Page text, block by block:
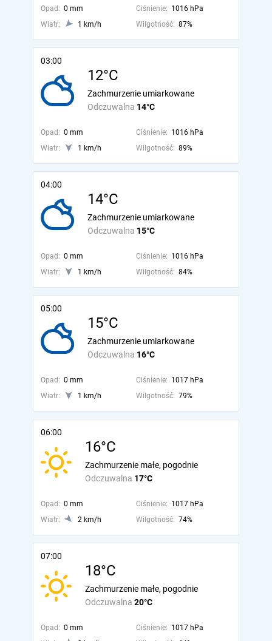
Opad: 0 mm Ciśnienie: 1016 hPa
Wiatr:
1 km/h Wilgotność: 87%
03:00
12°C
Odczuwalna 14°C
Zachmurzenie umiarkowane
Opad: 0 mm Ciśnienie: 1016 hPa
Wiatr:
1 km/h Wilgotność: 89%
04:00
14°C
Odczuwalna 15°C
Zachmurzenie umiarkowane
Opad: 0 mm Ciśnienie: 1016 hPa
Wiatr:
1 km/h Wilgotność: 84%
05:00
15°C
Odczuwalna 16°C
Zachmurzenie umiarkowane
Opad: 0 mm Ciśnienie: 1017 hPa
Wiatr:
1 km/h Wilgotność: 79%
06:00
16°C
Odczuwalna 17°C
Zachmurzenie małe, pogodnie
Opad: 0 mm Ciśnienie: 1017 hPa
Wiatr:
2 km/h Wilgotność: 74%
07:00
18°C
Odczuwalna 20°C
Zachmurzenie małe, pogodnie
Opad: 0 mm Ciśnienie: 1017 hPa